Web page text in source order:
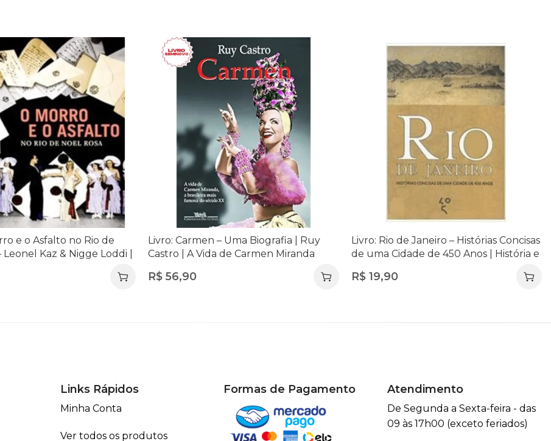
e o Asfalto no Rio de
Leonel Kaz & Nigge Loddi |
Livro: Carmen – Uma Biografia | Ruy
Castro | A Vida de Carmen Miranda
R$ 56,90
Livro: Rio de Janeiro – Histórias Concisas
de uma Cidade de 450 Anos | História e
R$19,90
Links Rápidos
Minha Conta
Ver todos os produtos
Formas de Pagamento Atendimento
De Segunda a Sexta-feira - das
09 às 17h00 (exceto feriados)